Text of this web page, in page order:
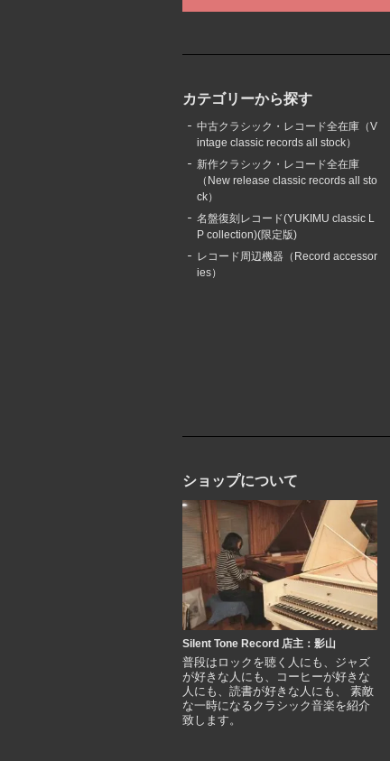
カテゴリーから探す
中古クラシック・レコード全在庫（V
intage classic records all stock）
新作クラシック・レコード全在庫
（New release classic records all sto
ck）
名盤復刻レコード(YUKIMU classic L
P collection)(限定版)
レコード周辺機器（Record accessor
ies）
ショップについて
Silent Tone Record 店主：影山
普段はロックを聴く人にも、ジャズ
が好きな人にも、コーヒーが好きな
人にも、読書が好きな人にも、 素敵
な一時になるクラシック音楽を紹介
致します。